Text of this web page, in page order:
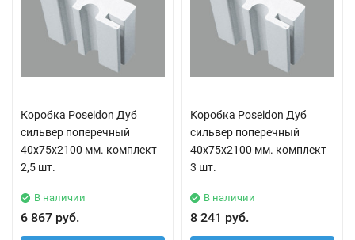
Коробка Poseidon Дуб
сильвер поперечный
40х75х2100 мм. комплект
2,5 шт.
В наличии
6 867 руб.
Коробка Poseidon Дуб
сильвер поперечный
40х75х2100 мм. комплект
3 шт.
В наличии
8 241 руб.